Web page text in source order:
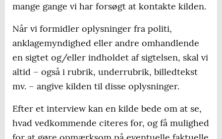
mange gange vi har forsøgt at kontakte kilden.
Når vi formidler oplysninger fra politi,
anklagemyndighed eller andre omhandlende
en sigtet og/eller indholdet af sigtelsen, skal vi
altid – også i rubrik, underrubrik, billedtekst
mv. – angive kilden til disse oplysninger.
Efter et interview kan en kilde bede om at se,
hvad vedkommende citeres for, og få mulighed